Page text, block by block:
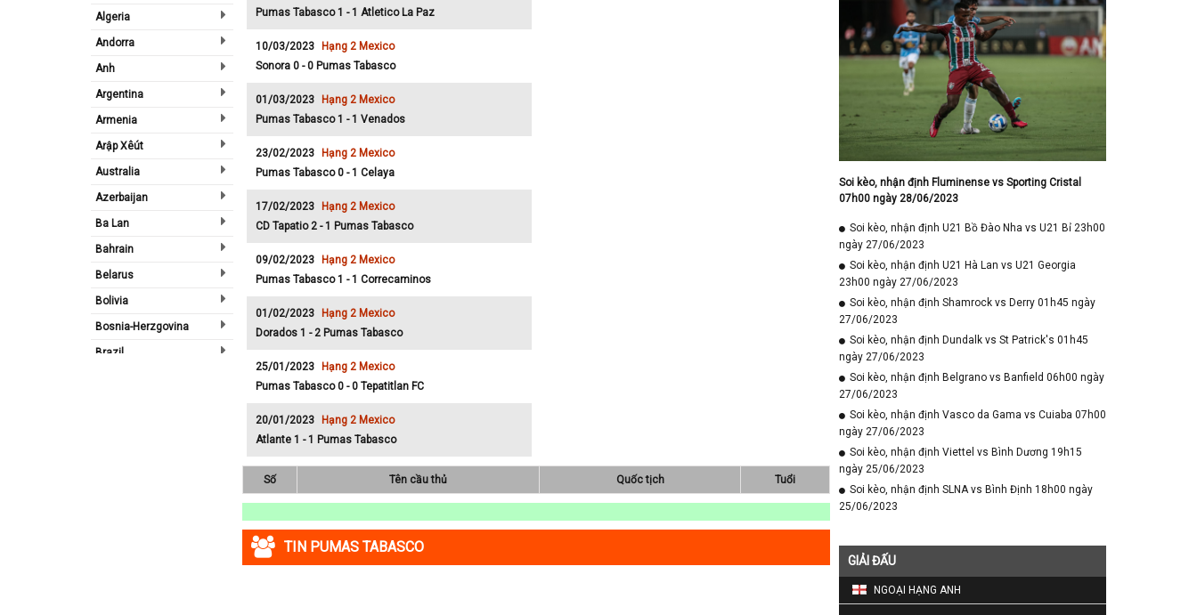
Algeria
Andorra
Anh
Argentina
Armenia
Arập Xêút
Australia
Azerbaijan
Ba Lan
Bahrain
Belarus
Bolivia
Bosnia-Herzgovina
Brazil
Pumas Tabasco 1 - 1 Atletico La Paz
10/03/2023
Hạng 2 Mexico
Sonora 0 - 0 Pumas Tabasco
01/03/2023
Hạng 2 Mexico
Pumas Tabasco 1 - 1 Venados
23/02/2023
Hạng 2 Mexico
Pumas Tabasco 0 - 1 Celaya
17/02/2023
Hạng 2 Mexico
CD Tapatio 2 - 1 Pumas Tabasco
09/02/2023
Hạng 2 Mexico
Pumas Tabasco 1 - 1 Correcaminos
01/02/2023
Hạng 2 Mexico
Dorados 1 - 2 Pumas Tabasco
25/01/2023
Hạng 2 Mexico
Pumas Tabasco 0 - 0 Tepatitlan FC
20/01/2023
Hạng 2 Mexico
Atlante 1 - 1 Pumas Tabasco
Số Tên cầu thủ Quốc tịch Tuổi
TIN PUMAS TABASCO
Soi kèo, nhận định Fluminense vs Sporting Cristal
07h00 ngày 28/06/2023
Soi kèo, nhận định U21 Bồ Đào Nha vs U21 Bỉ 23h00
ngày 27/06/2023
Soi kèo, nhận định U21 Hà Lan vs U21 Georgia
23h00 ngày 27/06/2023
Soi kèo, nhận định Shamrock vs Derry 01h45 ngày
27/06/2023
Soi kèo, nhận định Dundalk vs St Patrick's 01h45
ngày 27/06/2023
Soi kèo, nhận định Belgrano vs Banfield 06h00 ngày
27/06/2023
Soi kèo, nhận định Vasco da Gama vs Cuiaba 07h00
ngày 27/06/2023
Soi kèo, nhận định Viettel vs Bình Dương 19h15
ngày 25/06/2023
Soi kèo, nhận định SLNA vs Bình Định 18h00 ngày
25/06/2023
GIẢI ĐẤU
NGOẠI HẠNG ANH